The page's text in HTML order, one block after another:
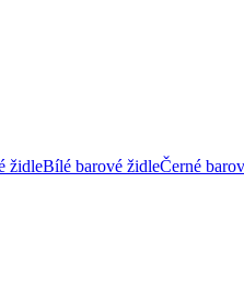
židleBílé barové židleČerné